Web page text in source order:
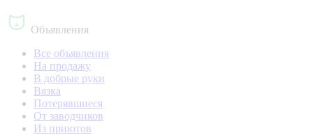
Объявления
Все объявления
На продажу
В добрые руки
Вязка
Потерявшиеся
От заводчиков
Из приютов